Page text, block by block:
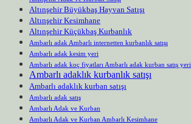
Altınşehir Büyükbaş Hayvan Satışı
Altınşehir Kesimhane
Altınşehir Küçükbaş Kurbanlık
Ambarlı adak Ambarlı internetten kurbanlık satışı
Ambarlı adak kesim yeri
Ambarlı adak koç fiyatları Ambarlı adak kurban satış yeri
Ambarlı adaklık kurbanlık satışı
Ambarlı adaklık kurban satışı
Ambarlı adak satış
Ambarlı Adak ve Kurban
Ambarlı Adak ve Kurban Ambarlı Kesimhane